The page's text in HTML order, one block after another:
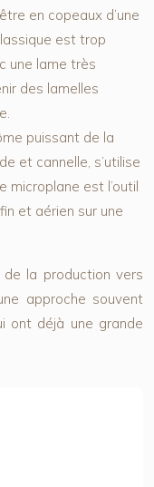
en copeaux d’une
est trop
une lame très
des lamelles
puissant de la
et cannelle, s’utilise
microplane est l’outil
et aérien sur une
la production vers
approche souvent
ont déjà une grande